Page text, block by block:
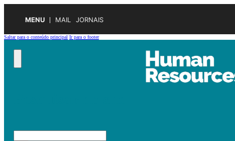
MENU MAIL JORNAIS
Saltar para o conteúdo principal Ir para o footer
Pesquisar